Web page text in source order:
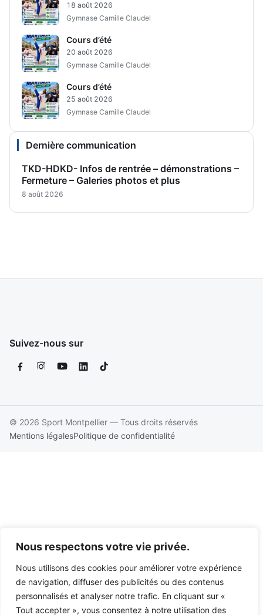
Nous respectons votre vie privée.
Nous utilisons des cookies pour améliorer votre expérience
de navigation, diffuser des publicités ou des contenus
personnalisés et analyser notre trafic. En cliquant sur «
Tout accepter », vous consentez à notre utilisation des
18 août 2026
Gymnase Camille Claudel
Cours d’été
20 août 2026
Gymnase Camille Claudel
Cours d’été
25 août 2026
Gymnase Camille Claudel
Dernière communication
TKD-HDKD- Infos de rentrée – démonstrations –
Fermeture – Galeries photos et plus
8 août 2026
Suivez-nous sur
© 2026 Sport Montpellier — Tous droits réservés
Mentions légalesPolitique de confidentialité